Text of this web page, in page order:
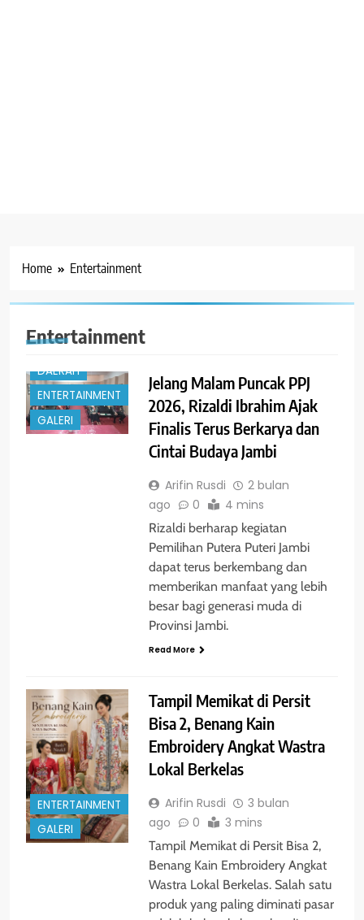
Home Entertainment
Entertainment
BERITA
DAERAH
ENTERTAINMENT
GALERI
Jelang Malam Puncak PPJ
2026, Rizaldi Ibrahim Ajak
Finalis Terus Berkarya dan
Cintai Budaya Jambi
Arifin Rusdi
2 bulan
ago
0 4 mins
Rizaldi berharap kegiatan
Pemilihan Putera Puteri Jambi
dapat terus berkembang dan
memberikan manfaat yang lebih
besar bagi generasi muda di
Provinsi Jambi.
Read More
ENTERTAINMENT
GALERI
Tampil Memikat di Persit
Bisa 2, Benang Kain
Embroidery Angkat Wastra
Lokal Berkelas
Arifin Rusdi
3 bulan
ago
0 3 mins
Tampil Memikat di Persit Bisa 2,
Benang Kain Embroidery Angkat
Wastra Lokal Berkelas. Salah satu
produk yang paling diminati pasar